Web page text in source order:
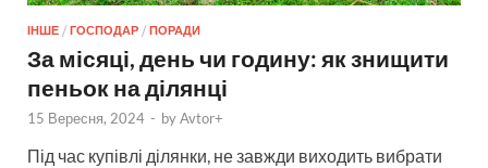
ІНШЕ / ГОСПОДАР / ПОРАДИ
За місяці, день чи годину: як знищити
пеньок на ділянці
15 Вересня, 2024 - byAvtor+
Під час купівлі ділянки, не завжди виходить вибрати